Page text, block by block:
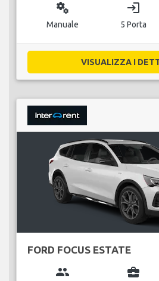
miscellaneous_services
Manuale
login
5 Porta
VISUALIZZA I
FORD FOCUS ESTATE
group business_center